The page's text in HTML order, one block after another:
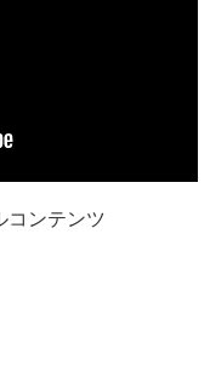
コンテンツ